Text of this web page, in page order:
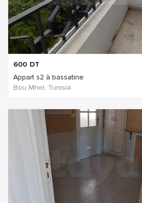
600 DT
Appart s2 à bassatine
Bou Mhel, Tunisia